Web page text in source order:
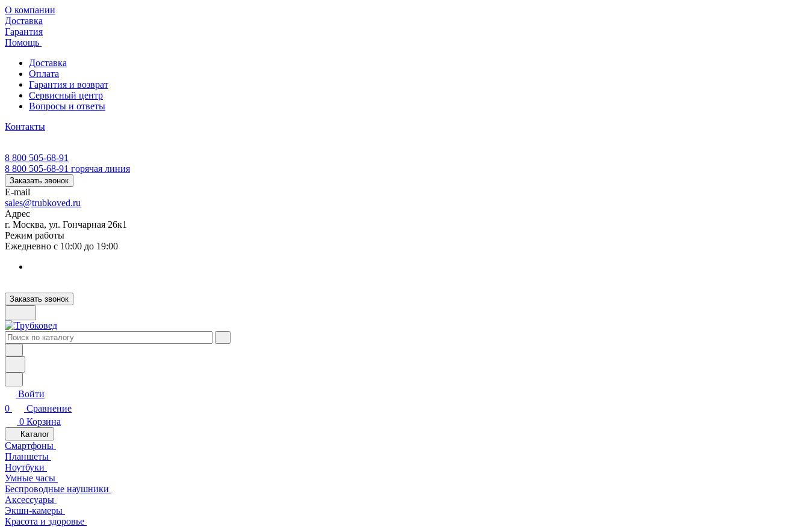
О компании
Доставка
Гарантия
Помощь
Доставка
Оплата
Гарантия и возврат
Сервисный центр
Вопросы и ответы
Контакты
8 800 505-68-91
8 800 505-68-91 горячая линия
Заказать звонок
E-mail
sales@trubkoved.ru
Адрес
г. Москва, ул. Гончарная 26к1
Режим работы
Ежедневно с 10:00 до 19:00
Заказать звонок
Войти
0
Сравнение
0 Корзина
Каталог
Смартфоны
Планшеты
Ноутбуки
Умные часы
Беспроводные наушники
Аксессуары
Экшн-камеры
Красота и здоровье